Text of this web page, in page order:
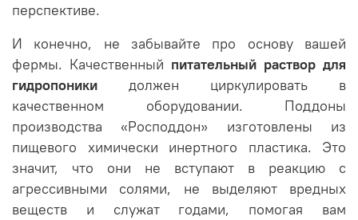
перспективе.
И конечно, не забывайте про основу вашей
фермы. Качественный питательный раствор для
гидропоники
должен циркулировать в
качественном оборудовании. Поддоны
производства «Росподдон» изготовлены из
пищевого химически инертного пластика. Это
значит, что они не вступают в реакцию с
агрессивными солями, не выделяют вредных
веществ и служат годами, помогая вам